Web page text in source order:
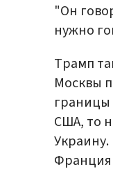
"Он
нужно
Трамп
Москвы
границы
США, то